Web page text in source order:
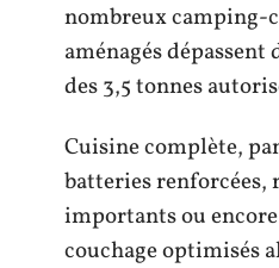
nombreux camping-
aménagés
des 3,5 tonnes
Cuisine complète,
batteries renforcées,
importants ou encore
couchage optimisés